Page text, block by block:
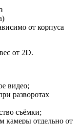
от корпуса
от 2D.
видео;
разворотах
съёмки;
камеры отдельно от